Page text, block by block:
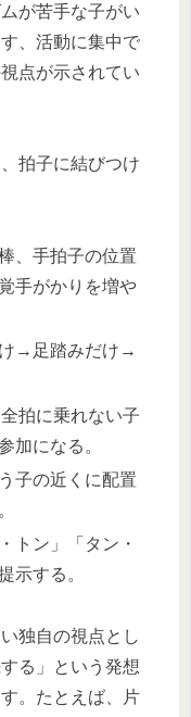
が苦手な子がい
、活動に集中で
点が示されてい
拍子に結びつけ
、手拍子の位置
手がかりを増や
→足踏みだけ→
拍に乗れない子
加になる。
子の近くに配置
トン」「タン・
示する。
独自の視点とし
る」という発想
。たとえば、片